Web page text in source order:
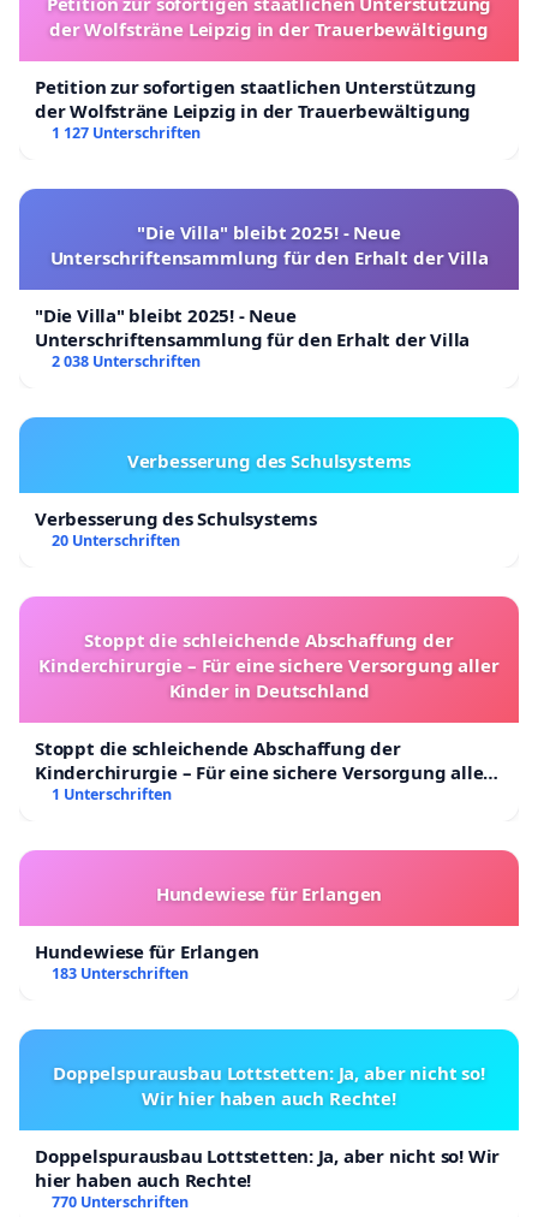
der Wolfsträne Leipzig in der Trauerbewältigung
Petition zur sofortigen staatlichen Unterstützung
der Wolfsträne Leipzig in der Trauerbewältigung
1 127 Unterschriften
"Die Villa" bleibt 2025! - Neue
Unterschriftensammlung für den Erhalt der Villa
"Die Villa" bleibt 2025! - Neue
Unterschriftensammlung für den Erhalt der Villa
2 038 Unterschriften
Verbesserung des Schulsystems
Verbesserung des Schulsystems
20 Unterschriften
Stoppt die schleichende Abschaffung der
Kinderchirurgie – Für eine sichere Versorgung aller
Kinder in Deutschland
Stoppt die schleichende Abschaffung der
Kinderchirurgie – Für eine sichere Versorgung aller
Kinder in Deutschland
1 Unterschriften
Hundewiese für Erlangen
Hundewiese für Erlangen
183 Unterschriften
Doppelspurausbau Lottstetten: Ja, aber nicht so!
Wir hier haben auch Rechte!
Doppelspurausbau Lottstetten: Ja, aber nicht so! Wir
hier haben auch Rechte!
770 Unterschriften